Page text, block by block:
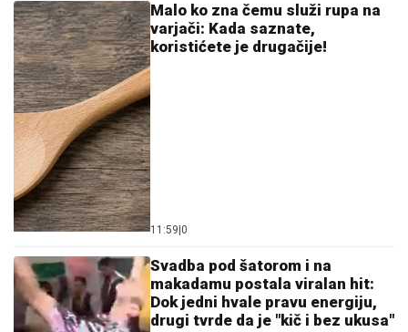
Malo ko zna čemu služi rupa na
varjači: Kada saznate,
koristićete je drugačije!
11:59 0
Svadba pod šatorom i na
makadamu postala viralan hit:
Dok jedni hvale pravu energiju,
drugi tvrde da je "kič i bez ukusa"